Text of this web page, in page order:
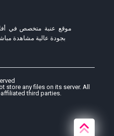
موقع عنبة متخصص في
بجودة عالية مشاهدة
store any files on its server. All
third parties.